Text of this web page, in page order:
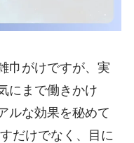
巾がけですが、実
にまで働きかけ
ルな効果を秘めて
だけでなく、目に